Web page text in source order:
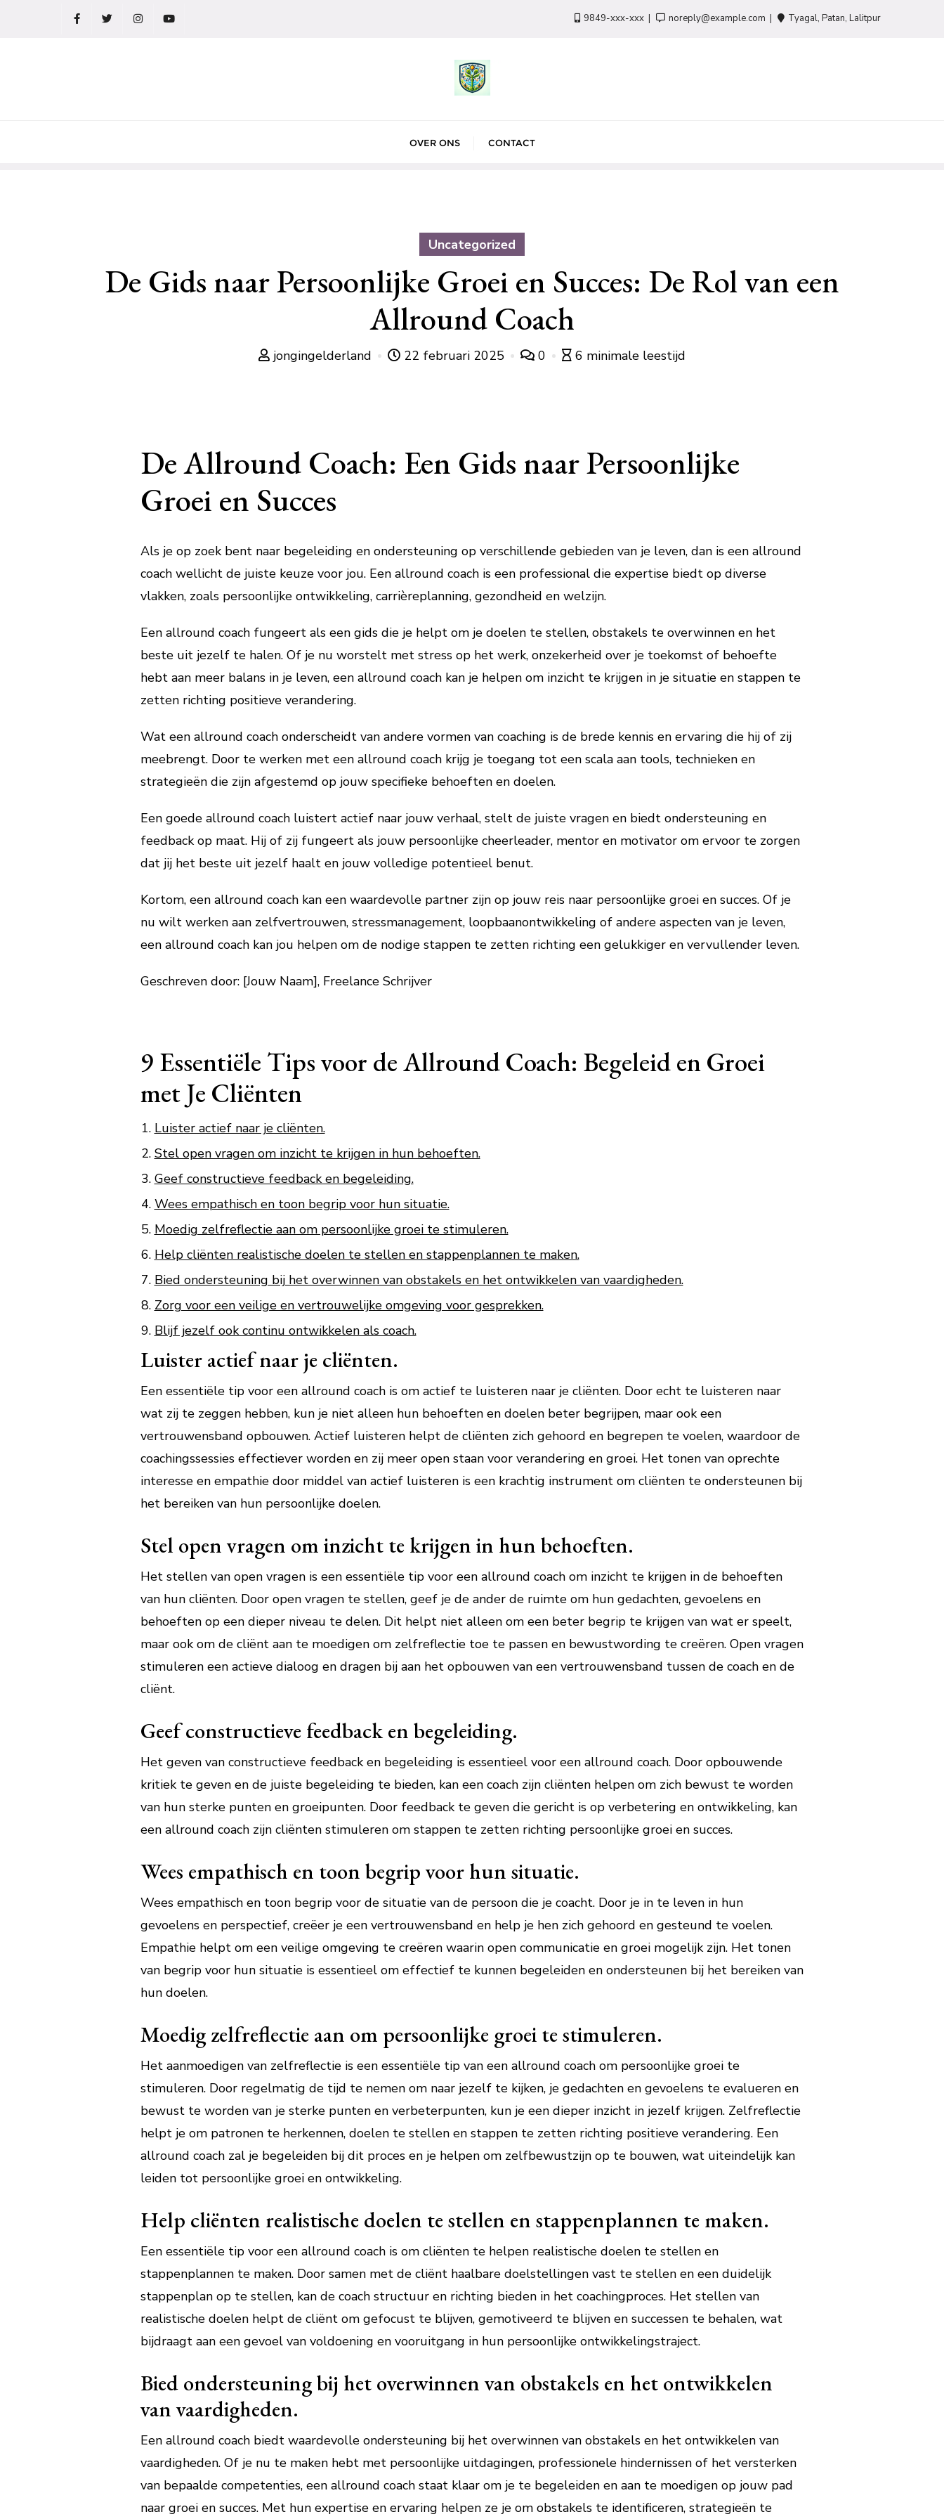
9849-xxx-xxx noreply@example.com Tyagal, Patan, Lalitpur
OVER ONS CONTACT
Uncategorized
De Gids naar Persoonlijke Groei en Succes: De Rol van een
Allround Coach
jongingelderland 22 februari 2025 0 6 minimale leestijd
De Allround Coach: Een Gids naar Persoonlijke
Groei en Succes
Als je op zoek bent naar begeleiding en ondersteuning op verschillende gebieden van je leven, dan is een allround
coach wellicht de juiste keuze voor jou. Een allround coach is een professional die expertise biedt op diverse
vlakken, zoals persoonlijke ontwikkeling, carrièreplanning, gezondheid en welzijn.
Een allround coach fungeert als een gids die je helpt om je doelen te stellen, obstakels te overwinnen en het
beste uit jezelf te halen. Of je nu worstelt met stress op het werk, onzekerheid over je toekomst of behoefte
hebt aan meer balans in je leven, een allround coach kan je helpen om inzicht te krijgen in je situatie en stappen te
zetten richting positieve verandering.
Wat een allround coach onderscheidt van andere vormen van coaching is de brede kennis en ervaring die hij of zij
meebrengt. Door te werken met een allround coach krijg je toegang tot een scala aan tools, technieken en
strategieën die zijn afgestemd op jouw specifieke behoeften en doelen.
Een goede allround coach luistert actief naar jouw verhaal, stelt de juiste vragen en biedt ondersteuning en
feedback op maat. Hij of zij fungeert als jouw persoonlijke cheerleader, mentor en motivator om ervoor te zorgen
dat jij het beste uit jezelf haalt en jouw volledige potentieel benut.
Kortom, een allround coach kan een waardevolle partner zijn op jouw reis naar persoonlijke groei en succes. Of je
nu wilt werken aan zelfvertrouwen, stressmanagement, loopbaanontwikkeling of andere aspecten van je leven,
een allround coach kan jou helpen om de nodige stappen te zetten richting een gelukkiger en vervullender leven.
Geschreven door: [Jouw Naam], Freelance Schrijver
9 Essentiële Tips voor de Allround Coach: Begeleid en Groei
met Je Cliënten
Luister actief naar je cliënten.
Stel open vragen om inzicht te krijgen in hun behoeften.
Geef constructieve feedback en begeleiding.
Wees empathisch en toon begrip voor hun situatie.
Moedig zelfreflectie aan om persoonlijke groei te stimuleren.
Help cliënten realistische doelen te stellen en stappenplannen te maken.
Bied ondersteuning bij het overwinnen van obstakels en het ontwikkelen van vaardigheden.
Zorg voor een veilige en vertrouwelijke omgeving voor gesprekken.
Blijf jezelf ook continu ontwikkelen als coach.
Luister actief naar je cliënten.
Een essentiële tip voor een allround coach is om actief te luisteren naar je cliënten. Door echt te luisteren naar
wat zij te zeggen hebben, kun je niet alleen hun behoeften en doelen beter begrijpen, maar ook een
vertrouwensband opbouwen. Actief luisteren helpt de cliënten zich gehoord en begrepen te voelen, waardoor de
coachingssessies effectiever worden en zij meer open staan voor verandering en groei. Het tonen van oprechte
interesse en empathie door middel van actief luisteren is een krachtig instrument om cliënten te ondersteunen bij
het bereiken van hun persoonlijke doelen.
Stel open vragen om inzicht te krijgen in hun behoeften.
Het stellen van open vragen is een essentiële tip voor een allround coach om inzicht te krijgen in de behoeften
van hun cliënten. Door open vragen te stellen, geef je de ander de ruimte om hun gedachten, gevoelens en
behoeften op een dieper niveau te delen. Dit helpt niet alleen om een beter begrip te krijgen van wat er speelt,
maar ook om de cliënt aan te moedigen om zelfreflectie toe te passen en bewustwording te creëren. Open vragen
stimuleren een actieve dialoog en dragen bij aan het opbouwen van een vertrouwensband tussen de coach en de
cliënt.
Geef constructieve feedback en begeleiding.
Het geven van constructieve feedback en begeleiding is essentieel voor een allround coach. Door opbouwende
kritiek te geven en de juiste begeleiding te bieden, kan een coach zijn cliënten helpen om zich bewust te worden
van hun sterke punten en groeipunten. Door feedback te geven die gericht is op verbetering en ontwikkeling, kan
een allround coach zijn cliënten stimuleren om stappen te zetten richting persoonlijke groei en succes.
Wees empathisch en toon begrip voor hun situatie.
Wees empathisch en toon begrip voor de situatie van de persoon die je coacht. Door je in te leven in hun
gevoelens en perspectief, creëer je een vertrouwensband en help je hen zich gehoord en gesteund te voelen.
Empathie helpt om een veilige omgeving te creëren waarin open communicatie en groei mogelijk zijn. Het tonen
van begrip voor hun situatie is essentieel om effectief te kunnen begeleiden en ondersteunen bij het bereiken van
hun doelen.
Moedig zelfreflectie aan om persoonlijke groei te stimuleren.
Het aanmoedigen van zelfreflectie is een essentiële tip van een allround coach om persoonlijke groei te
stimuleren. Door regelmatig de tijd te nemen om naar jezelf te kijken, je gedachten en gevoelens te evalueren en
bewust te worden van je sterke punten en verbeterpunten, kun je een dieper inzicht in jezelf krijgen. Zelfreflectie
helpt je om patronen te herkennen, doelen te stellen en stappen te zetten richting positieve verandering. Een
allround coach zal je begeleiden bij dit proces en je helpen om zelfbewustzijn op te bouwen, wat uiteindelijk kan
leiden tot persoonlijke groei en ontwikkeling.
Help cliënten realistische doelen te stellen en stappenplannen te maken.
Een essentiële tip voor een allround coach is om cliënten te helpen realistische doelen te stellen en
stappenplannen te maken. Door samen met de cliënt haalbare doelstellingen vast te stellen en een duidelijk
stappenplan op te stellen, kan de coach structuur en richting bieden in het coachingproces. Het stellen van
realistische doelen helpt de cliënt om gefocust te blijven, gemotiveerd te blijven en successen te behalen, wat
bijdraagt aan een gevoel van voldoening en vooruitgang in hun persoonlijke ontwikkelingstraject.
Bied ondersteuning bij het overwinnen van obstakels en het ontwikkelen
van vaardigheden.
Een allround coach biedt waardevolle ondersteuning bij het overwinnen van obstakels en het ontwikkelen van
vaardigheden. Of je nu te maken hebt met persoonlijke uitdagingen, professionele hindernissen of het versterken
van bepaalde competenties, een allround coach staat klaar om je te begeleiden en aan te moedigen op jouw pad
naar groei en succes. Met hun expertise en ervaring helpen ze je om obstakels te identificeren, strategieën te